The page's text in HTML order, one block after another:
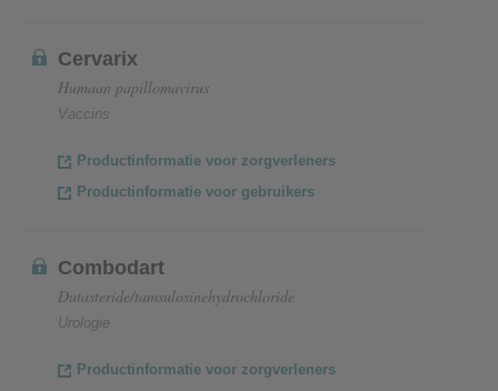
Cervarix
Humaan papillomavirus
Vaccins
Productinformatie voor zorgverleners
Productinformatie voor gebruikers
Combodart
Dutasteride/tamsulosinehydrochloride
Urologie
Productinformatie voor zorgverleners